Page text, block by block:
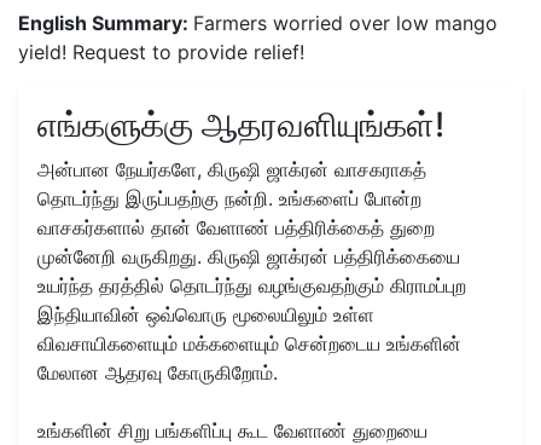
English Summary: Farmers worried over low mango
yield! Request to provide relief!
எங்களுக்கு ஆதரவளியுங்கள்!
அன்பான நேயர்களே, கிருஷி ஜாக்ரன் வாசகராகத்
தொடர்ந்து இருப்பதற்கு நன்றி. உங்களைப் போன்ற
வாசகர்களால் தான் வேளாண் பத்திரிக்கைத் துறை
முன்னேறி வருகிறது. கிருஷி ஜாக்ரன் பத்திரிக்கையை
உயர்ந்த தரத்தில் தொடர்ந்து வழங்குவதற்கும் கிராமப்புற
இந்தியாவின் ஒவ்வொரு மூலையிலும் உள்ள
விவசாயிகளையும் மக்களையும் சென்றடைய உங்களின்
மேலான ஆதரவு கோருகிறோம்.
உங்களின் சிறு பங்களிப்பு கூட வேளாண் துறையை